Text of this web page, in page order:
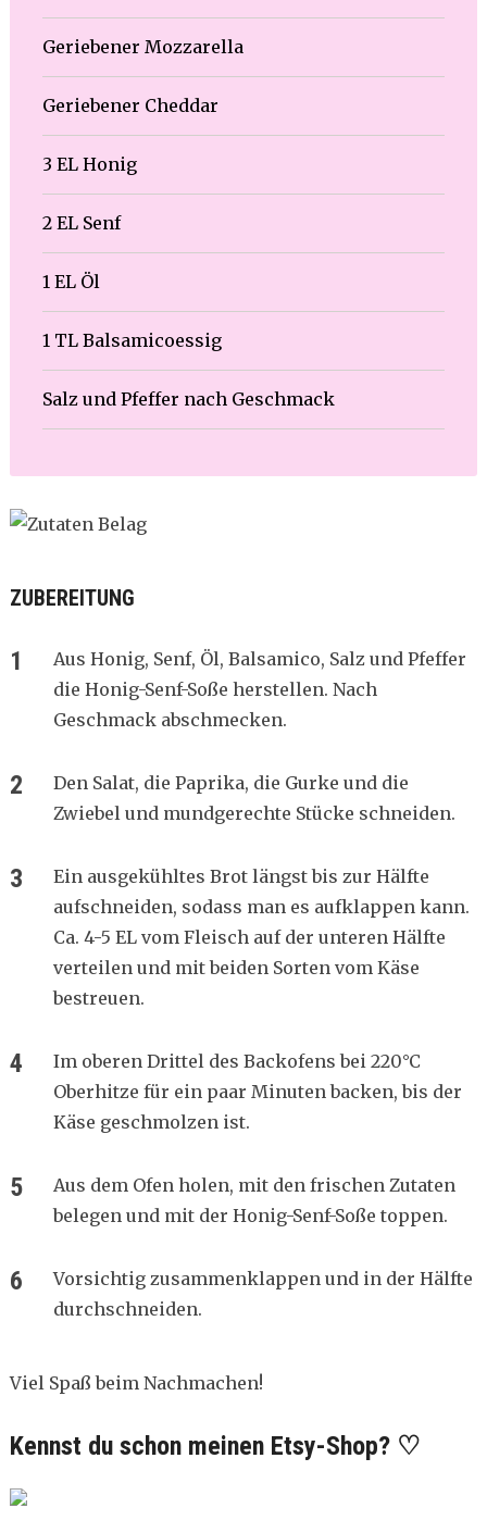
Geriebener Mozzarella
Geriebener Cheddar
3 EL Honig
2 EL Senf
1 EL Öl
1 TL Balsamicoessig
Salz und Pfeffer nach Geschmack
ZUBEREITUNG
Aus Honig, Senf, Öl, Balsamico, Salz und Pfeffer
die Honig-Senf-Soße herstellen. Nach
Geschmack abschmecken.
Den Salat, die Paprika, die Gurke und die
Zwiebel und mundgerechte Stücke schneiden.
Ein ausgekühltes Brot längst bis zur Hälfte
aufschneiden, sodass man es aufklappen kann.
Ca. 4-5 EL vom Fleisch auf der unteren Hälfte
verteilen und mit beiden Sorten vom Käse
bestreuen.
Im oberen Drittel des Backofens bei 220°C
Oberhitze für ein paar Minuten backen, bis der
Käse geschmolzen ist.
Aus dem Ofen holen, mit den frischen Zutaten
belegen und mit der Honig-Senf-Soße toppen.
Vorsichtig zusammenklappen und in der Hälfte
durchschneiden.
Viel Spaß beim Nachmachen!
Kennst du schon meinen Etsy-Shop? ♡